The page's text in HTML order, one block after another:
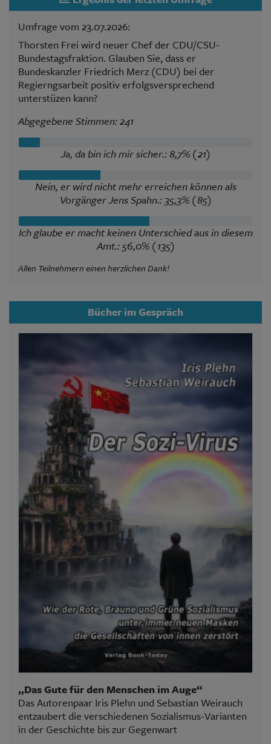
Umfrage vom 23.07.2026:
Thorsten Frei wird neuer Chef der CDU/CSU-
Bundestagsfraktion. Glauben Sie, dass er
Bundeskanzler Friedrich Merz (CDU) bei der
Regierngsarbeit positiv erfolgsversprechend
unterstüzen kann?
Abgegebene Stimmen: 241
Ja, da bin ich mir sicher.: 8,7% (21)
Nein, er wird nicht mehr erreichen können als
Vorgänger Jens Spahn.: 35,3% (85)
Ich glaube er macht keinen Unterschied aus in diesem
Amt.: 56,0% (135)
Allen Teilnehmern einen herzlichen Dank!
Bücher im Gespräch
„Das Gute für den Menschen im Auge“
Das Autorenpaar Iris Plehn und Sebastian Weirauch
entzaubert die verschiedenen Sozialismus-Varianten
in der Geschichte bis zur Gegenwart